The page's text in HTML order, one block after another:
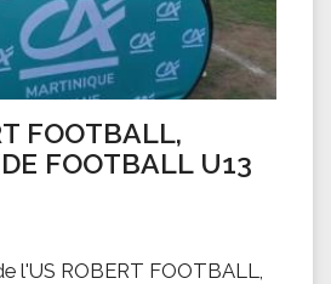
FOOTBALL,
FOOTBALL U13
l'US ROBERT FOOTBALL,